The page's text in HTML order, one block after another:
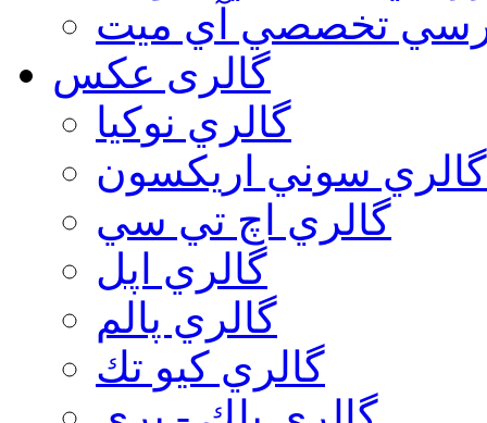
تخصصي آي ميت
گالری عکس
گالري نوكيا
گالري سوني اريكسون
گالري اچ تي سي
گالري اپل
گالري پالم
گالري كيو تك